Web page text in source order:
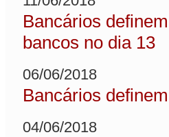
Bancários
bancos no dia 13
06/06/2018
Bancários
04/06/2018